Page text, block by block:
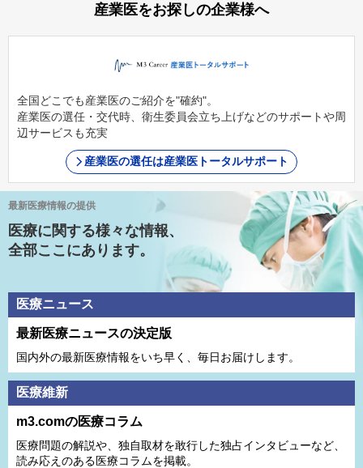
産業医をお探しの企業様へ
全国どこでも産業医のご紹介を"確約"。
産業医の選任・交代時、衛生委員会立ち上げなどのサポートや周
辺サービスも充実
産業医の選任は産業医トータルサポート
最新医療情報の提供
医療に関する様々な情報、
全部ここにあります。
医療ニュース
最新医療ニュースの決定版
国内外の最新医療情報をいち早く、毎日お届けします。
医療維新
m3.comの医療コラム
医療問題の解説や、独⾃取材を敢⾏した独占インタビューなど、
読み応えのある医療コラムを掲載。